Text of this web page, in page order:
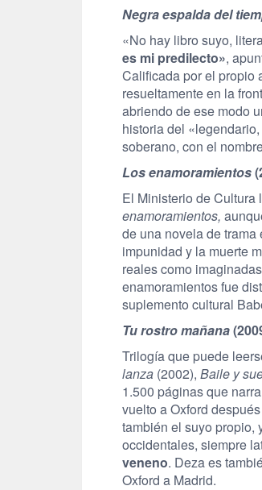
Negra espalda del
«No hay libro suyo,
es mi predilecto»,
Calificada por el propio
resueltamente en la
abriendo de ese modo
historia del
soberano, con el
Los enamoramientos
El Ministerio de
enamoramientos,
de una novela de
impunidad y la muerte
reales como
enamoramientos fue
suplemento cultural
Tu rostro mañana
Trilogía que puede
lanza (2002), Baile y
1.500 páginas que
vuelto a Oxford
también el suyo propio,
occidentales, siempre
veneno. Deza es
Oxford a Madrid.